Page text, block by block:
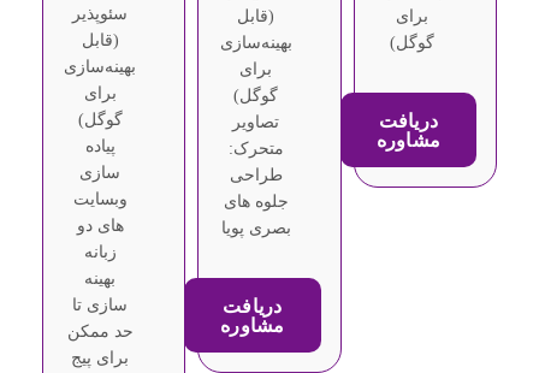
برای
گوگل)
دریافت
مشاوره
(قابل
بهینه‌سازی
برای
گوگل)
تصاویر
متحرک:
طراحی
جلوه های
بصری پویا
دریافت
مشاوره
سئوپذیر
(قابل
بهینه‌سازی
برای
گوگل)
پیاده
سازی
وبسایت
های دو
زبانه
بهینه
سازی تا
حد ممکن
برای پیج